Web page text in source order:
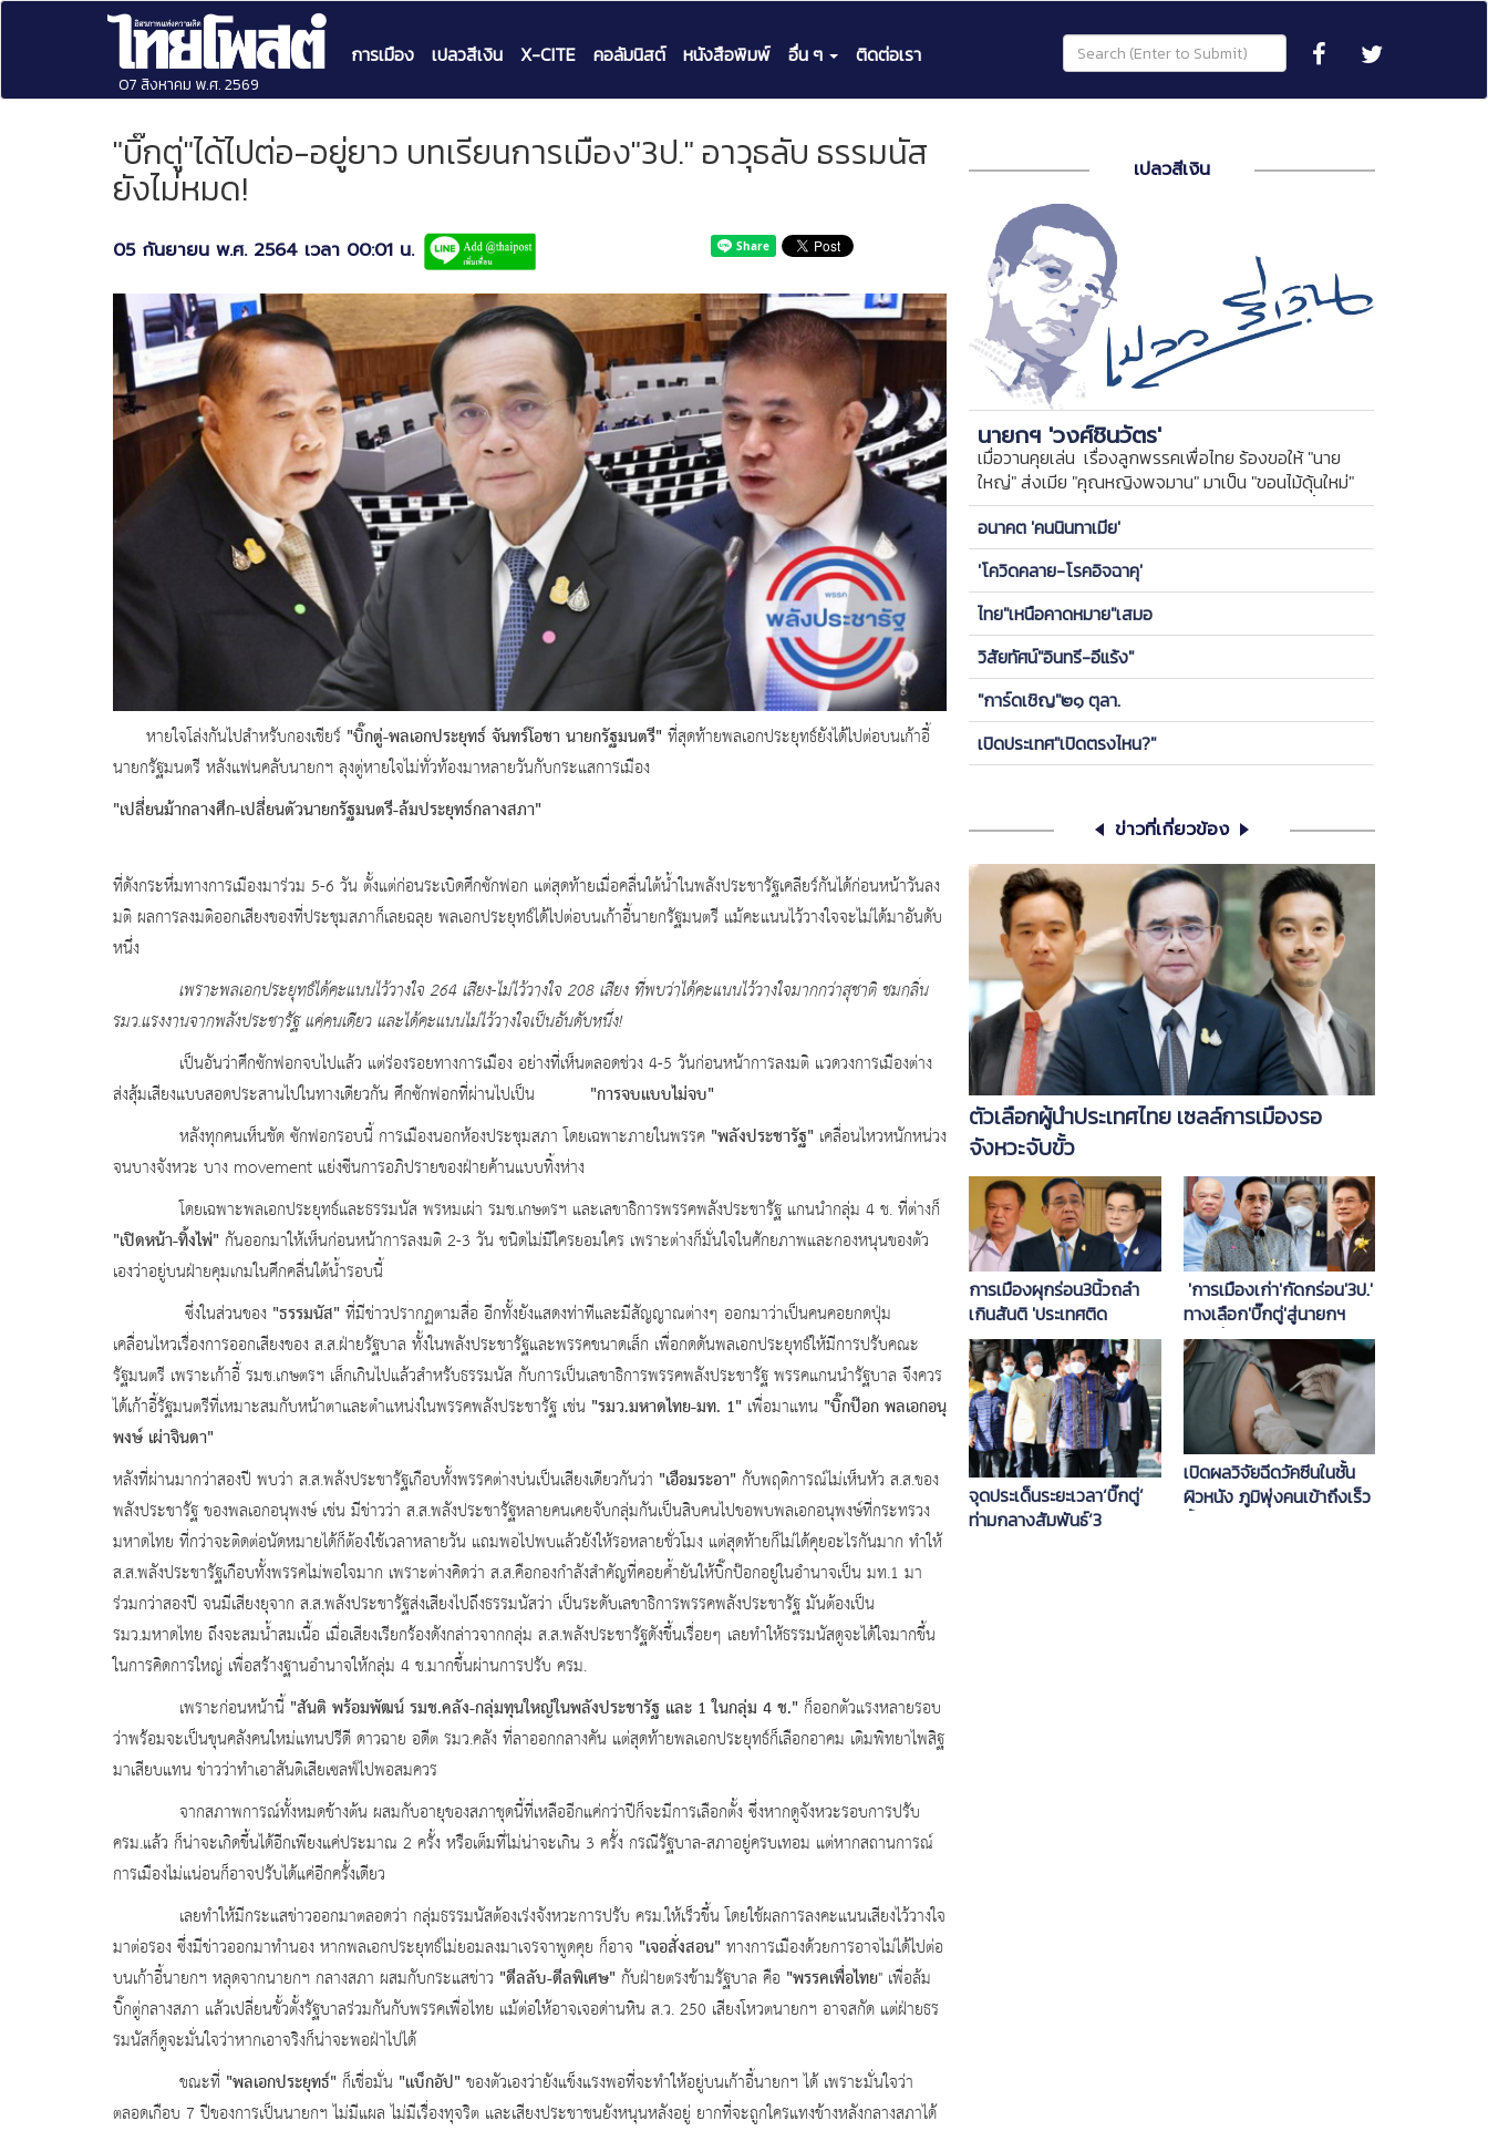
07 สิงหาคม พ.ศ. 2569
การเมือง เปลวสีเงิน X-CITE คอลัมนิสต์ หนังสือพิมพ์ อื่น ๆ ติดต่อเรา
"บิ๊กตู่"ได้ไปต่อ-อยู่ยาว บทเรียนการเมือง"3ป." อาวุธลับ ธรรมนัส
ยังไม่หมด!
05 กันยายน พ.ศ. 2564 เวลา 00:01 น.
หายใจโล่งกันไปสำหรับกองเชียร์ "บิ๊กตู่-พลเอกประยุทธ์ จันทร์โอชา นายกรัฐมนตรี"ที่สุดท้ายพลเอกประยุทธ์ยังได้ไปต่อบนเก้าอี้
นายกรัฐมนตรี หลังแฟนคลับนายกฯ ลุงตู่หายใจไม่ทั่วท้องมาหลายวันกับกระแสการเมือง
"เปลี่ยนม้ากลางศึก-เปลี่ยนตัวนายกรัฐมนตรี-ล้มประยุทธ์กลางสภา"
ที่ดังกระหึ่มทางการเมืองมาร่วม 5-6 วัน ตั้งแต่ก่อนระเบิดศึกซักฟอก แต่สุดท้ายเมื่อคลื่นใต้น้ำในพลังประชารัฐเคลียร์กันได้ก่อนหน้าวันลง
มติ ผลการลงมติออกเสียงของที่ประชุมสภาก็เลยฉลุย พลเอกประยุทธ์ได้ไปต่อบนเก้าอี้นายกรัฐมนตรี แม้คะแนนไว้วางใจจะไม่ได้มาอันดับ
หนึ่ง
เพราะพลเอกประยุทธ์ได้คะแนนไว้วางใจ 264 เสียง-ไม่ไว้วางใจ 208 เสียง ที่พบว่าได้คะแนนไว้วางใจมากกว่าสุชาติ ชมกลิ่น
รมว.แรงงานจากพลังประชารัฐ แค่คนเดียว และได้คะแนนไม่ไว้วางใจเป็นอันดับหนึ่ง!
เป็นอันว่าศึกซักฟอกจบไปแล้ว แต่ร่องรอยทางการเมือง อย่างที่เห็นตลอดช่วง 4-5 วันก่อนหน้าการลงมติ แวดวงการเมืองต่าง
ส่งสุ้มเสียงแบบสอดประสานไปในทางเดียวกัน ศึกซักฟอกที่ผ่านไปเป็น "การจบแบบไม่จบ"
หลังทุกคนเห็นชัด ซักฟอกรอบนี้ การเมืองนอกห้องประชุมสภา โดยเฉพาะภายในพรรค "พลังประชารัฐ" เคลื่อนไหวหนักหน่วง
จนบางจังหวะ บาง movement แย่งซีนการอภิปรายของฝ่ายค้านแบบทิ้งห่าง
โดยเฉพาะพลเอกประยุทธ์และธรรมนัส พรหมเผ่า รมช.เกษตรฯ และเลขาธิการพรรคพลังประชารัฐ แกนนำกลุ่ม 4 ช. ที่ต่างก็
"เปิดหน้า-ทิ้งไพ่" กันออกมาให้เห็นก่อนหน้าการลงมติ 2-3 วัน ชนิดไม่มีใครยอมใคร เพราะต่างก็มั่นใจในศักยภาพและกองหนุนของตัว
เองว่าอยู่บนฝ่ายคุมเกมในศึกคลื่นใต้น้ำรอบนี้
ซึ่งในส่วนของ "ธรรมนัส"ที่มีข่าวปรากฏตามสื่อ อีกทั้งยังแสดงท่าทีและมีสัญญาณต่างๆ ออกมาว่าเป็นคนคอยกดปุ่ม
เคลื่อนไหวเรื่องการออกเสียงของ ส.ส.ฝ่ายรัฐบาล ทั้งในพลังประชารัฐและพรรคขนาดเล็ก เพื่อกดดันพลเอกประยุทธ์ให้มีการปรับคณะ
รัฐมนตรี เพราะเก้าอี้ รมช.เกษตรฯ เล็กเกินไปแล้วสำหรับธรรมนัส กับการเป็นเลขาธิการพรรคพลังประชารัฐ พรรคแกนนำรัฐบาล จึงควร
ได้เก้าอี้รัฐมนตรีที่เหมาะสมกับหน้าตาและตำแหน่งในพรรคพลังประชารัฐ เช่น "รมว.มหาดไทย-มท. 1" เพื่อมาแทน "บิ๊กป๊อก พลเอกอนุ
พงษ์ เผ่าจินดา"
หลังที่ผ่านมากว่าสองปี พบว่า ส.ส.พลังประชารัฐเกือบทั้งพรรคต่างบ่นเป็นเสียงเดียวกันว่า "เอือมระอา" กับพฤติการณ์ไม่เห็นหัว ส.ส.ของ
พลังประชารัฐ ของพลเอกอนุพงษ์ เช่น มีข่าวว่า ส.ส.พลังประชารัฐหลายคนเคยจับกลุ่มกันเป็นสิบคนไปขอพบพลเอกอนุพงษ์ที่กระทรวง
มหาดไทย ที่กว่าจะติดต่อนัดหมายได้ก็ต้องใช้เวลาหลายวัน แถมพอไปพบแล้วยังให้รอหลายชั่วโมง แต่สุดท้ายก็ไม่ได้คุยอะไรกันมาก ทำให้
ส.ส.พลังประชารัฐเกือบทั้งพรรคไม่พอใจมาก เพราะต่างคิดว่า ส.ส.คือกองกำลังสำคัญที่คอยค้ำยันให้บิ๊กป๊อกอยู่ในอำนาจเป็น มท.1 มา
ร่วมกว่าสองปี จนมีเสียงยุจาก ส.ส.พลังประชารัฐส่งเสียงไปถึงธรรมนัสว่า เป็นระดับเลขาธิการพรรคพลังประชารัฐ มันต้องเป็น
รมว.มหาดไทย ถึงจะสมน้ำสมเนื้อ เมื่อเสียงเรียกร้องดังกล่าวจากกลุ่ม ส.ส.พลังประชารัฐดังขึ้นเรื่อยๆ เลยทำให้ธรรมนัสดูจะได้ใจมากขึ้น
ในการคิดการใหญ่ เพื่อสร้างฐานอำนาจให้กลุ่ม 4 ช.มากขึ้นผ่านการปรับ ครม.
เพราะก่อนหน้านี้ "สันติ พร้อมพัฒน์ รมช.คลัง-กลุ่มทุนใหญ่ในพลังประชารัฐ และ 1 ในกลุ่ม 4 ช." ก็ออกตัวแรงหลายรอบ
ว่าพร้อมจะเป็นขุนคลังคนใหม่แทนปรีดี ดาวฉาย อดีต รมว.คลัง ที่ลาออกกลางคัน แต่สุดท้ายพลเอกประยุทธ์ก็เลือกอาคม เติมพิทยาไพสิฐ
มาเสียบแทน ข่าวว่าทำเอาสันติเสียเซลฟ์ไปพอสมควร
จากสภาพการณ์ทั้งหมดข้างต้น ผสมกับอายุของสภาชุดนี้ที่เหลืออีกแค่กว่าปีก็จะมีการเลือกตั้ง ซึ่งหากดูจังหวะรอบการปรับ
ครม.แล้ว ก็น่าจะเกิดขึ้นได้อีกเพียงแค่ประมาณ 2 ครั้ง หรือเต็มที่ไม่น่าจะเกิน 3 ครั้ง กรณีรัฐบาล-สภาอยู่ครบเทอม แต่หากสถานการณ์
การเมืองไม่แน่อนก็อาจปรับได้แค่อีกครั้งเดียว
เลยทำให้มีกระแสข่าวออกมาตลอดว่า กลุ่มธรรมนัสต้องเร่งจังหวะการปรับ ครม.ให้เร็วขึ้น โดยใช้ผลการลงคะแนนเสียงไว้วางใจ
มาต่อรอง ซึ่งมีข่าวออกมาทำนอง หากพลเอกประยุทธ์ไม่ยอมลงมาเจรจาพูดคุย ก็อาจ "เจอสั่งสอน"ทางการเมืองด้วยการอาจไม่ได้ไปต่อ
บนเก้าอี้นายกฯ หลุดจากนายกฯ กลางสภา ผสมกับกระแสข่าว "ดีลลับ-ดีลพิเศษ" กับฝ่ายตรงข้ามรัฐบาล คือ "พรรคเพื่อไทย" เพื่อล้ม
บิ๊กตู่กลางสภา แล้วเปลี่ยนขั้วตั้งรัฐบาลร่วมกันกับพรรคเพื่อไทย แม้ต่อให้อาจเจอด่านหิน ส.ว.250 เสียงโหวตนายกฯ อาจสกัด แต่ฝ่ายธร
รมนัสก็ดูจะมั่นใจว่าหากเอาจริงก็น่าจะพอฝ่าไปได้
ขณะที่ "พลเอกประยุทธ์" ก็เชื่อมั่น "แบ็กอัป"ของตัวเองว่ายังแข็งแรงพอที่จะทำให้อยู่บนเก้าอี้นายกฯ ได้ เพราะมั่นใจว่า
ตลอดเกือบ 7 ปีของการเป็นนายกฯ ไม่มีแผล ไม่มีเรื่องทุจริต และเสียงประชาชนยังหนุนหลังอยู่ ยากที่จะถูกใครแทงข้างหลังกลางสภาได้
เปลวสีเงิน
นายกฯ 'วงศ์ชินวัตร'
เมื่อวานคุยเล่น เรื่องลูกพรรคเพื่อไทย ร้องขอให้ "นาย
ใหญ่" ส่งเมีย "คุณหญิงพจมาน" มาเป็น "ขอนไม้ดุ้นใหม่"
ของพรรค ให้ลูกกบ-ลูกเขียดในพรรคได้เกาะ วันนี้ ขอคุย
ซีเครียดซักนิด
อนาคต 'คนนินทาเมีย'
'โควิดคลาย-โรคอิจฉาคุ'
ไทย"เหนือคาดหมาย"เสมอ
วิสัยทัศน์"อินทรี-อีแร้ง"
"การ์ดเชิญ"๒๑ ตุลา.
เปิดประเทศ"เปิดตรงไหน?"
ข่าวที่เกี่ยวข้อง
ตัวเลือกผู้นำประเทศไทย เซลล์การเมืองรอ
จังหวะจับขั้ว
การเมืองผุกร่อน3นิ้วถลำ
เกินสันติ 'ประเทศติด
หล่ม'ก้าวขาไม่ออก
'การเมืองเก่า'กัดกร่อน'3ป.'
ทางเลือก'บิ๊กตู่'สู่นายกฯ
สมัยที่3
จุดประเด็นระยะเวลา‘บิ๊กตู่’
ท่ามกลางสัมพันธ์‘3
เปิดผลวิจัยฉีดวัคซีนในชั้น
ผิวหนัง ภูมิพุ่งคนเข้าถึงเร็ว